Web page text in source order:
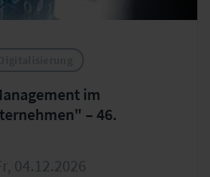
im
– 46.
04.12.2026